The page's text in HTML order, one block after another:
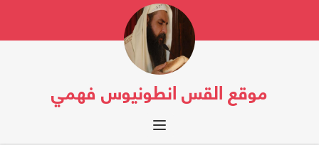
موقع القس انطونيوس فهمي
Toggle navigation